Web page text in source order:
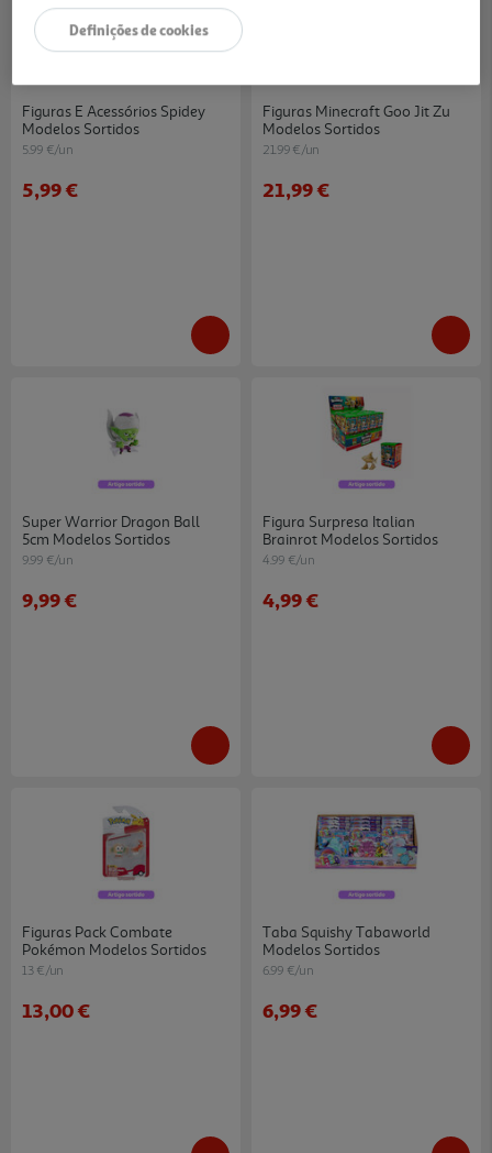
Figuras E Acessórios Spidey
Modelos Sortidos
5.99 €/un
5,99 €
Figuras Minecraft Goo Jit Zu
Modelos Sortidos
21.99 €/un
21,99 €
Super Warrior Dragon Ball
5cm Modelos Sortidos
9.99 €/un
9,99 €
Figura Surpresa Italian
Brainrot Modelos Sortidos
4.99 €/un
4,99 €
Figuras Pack Combate
Pokémon Modelos Sortidos
13 €/un
13,00 €
Taba Squishy Tabaworld
Modelos Sortidos
6.99 €/un
6,99 €
Definições de cookies